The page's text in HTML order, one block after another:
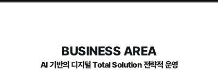
BUSINESS AREA
AI 기반의 디지털 Total Solution 전략적 운영